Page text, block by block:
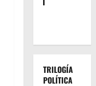
TRILOGÍA
POLÍTICA